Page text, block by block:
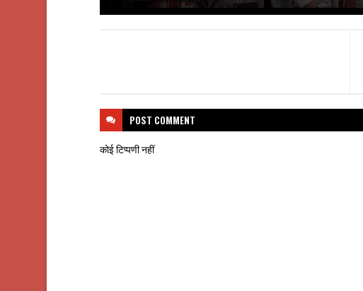
POST COMMENT
कोई टिप्पणी नहीं